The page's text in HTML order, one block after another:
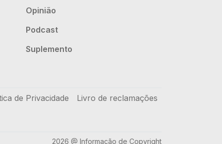
Opinião
Podcast
Suplemento
de Privacidade Livro de reclamações
2026 @ Informação de Copyright